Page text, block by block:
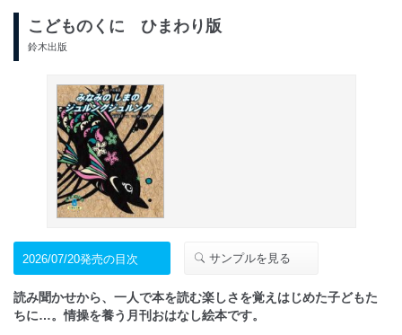
こどものくに ひまわり版
鈴木出版
2026/07/20発売の目次 サンプルを見る
読み聞かせから、一人で本を読む楽しさを覚えはじめた子どもた
ちに…。情操を養う月刊おはなし絵本です。